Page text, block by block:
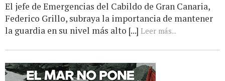
El jefe de Emergencias del Cabildo de Gran Canaria,
Federico Grillo, subraya la importancia de mantener
la guardia en su nivel más alto [...] Leer más...